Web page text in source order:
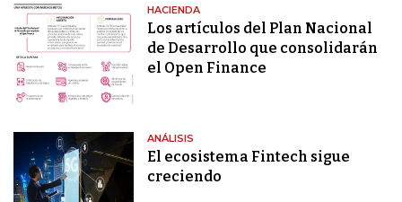
HACIENDA
Los artículos del Plan Nacional
de Desarrollo que consolidarán
el Open Finance
ANÁLISIS
El ecosistema Fintech sigue
creciendo